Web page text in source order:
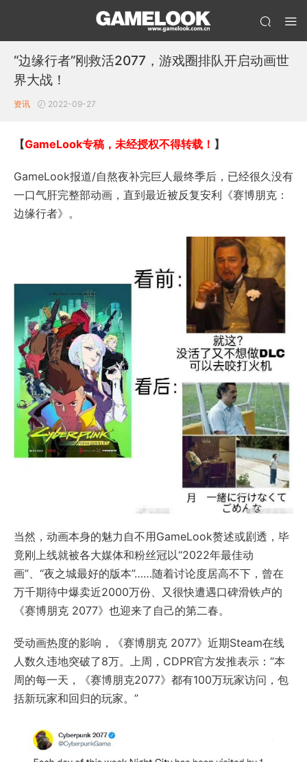
“边缘行者”刚救活2077，游戏圈排队开启动画世
界大战！
资讯 2022-09-27
【GameLook专稿，未经授权不得转载！ 】
GameLook报道/自熬夜补完巨人最终季后，已经很久没有
一口气肝完整部动画，直到最近被反复安利《赛博朋克：
边缘行者》。
当然，动画本身的魅力自不用GameLook赘述或剧透，毕
竟刚上线就被各大媒体和粉丝冠以“2022年最佳动
画”、“夜之城最好的版本”……随着讨论度居高不下，曾在
万千期待中爆卖近2000万份、又很快遭遇口碑滑铁卢的
《赛博朋克 2077》也迎来了自己的第二春。
受动画热度的影响，《赛博朋克 2077》近期Steam在线
人数久违地突破了8万。上周，CDPR官方发推表示：“本
周的每一天，《赛博朋克2077》都有100万玩家访问，包
括新玩家和回归的玩家。”